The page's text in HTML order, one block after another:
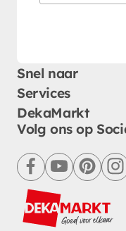
Snel naar
Services
DekaMarkt
Volg ons op
facebookyoutube